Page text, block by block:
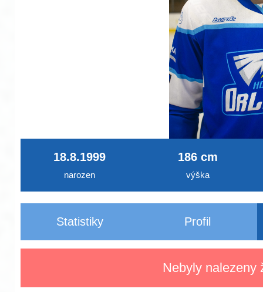
18.8.1999
narozen
186 cm
výška
Statistiky Profil
Nebyly nalezeny